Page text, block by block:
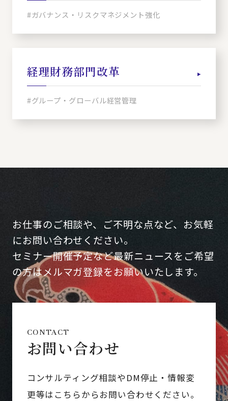
#ガバナンス・リスクマネジメント強化
経理財務部門改革
#グループ・グローバル経営管理
お仕事のご相談や、ご不明な点など、お気軽
にお問い合わせください。
セミナー開催予定など最新ニュースをご希望
の方はメルマガ登録をお願いいたします。
CONTACT
お問い合わせ
コンサルティング相談やDM停止・情報変
更等はこちらからお問い合わせください。